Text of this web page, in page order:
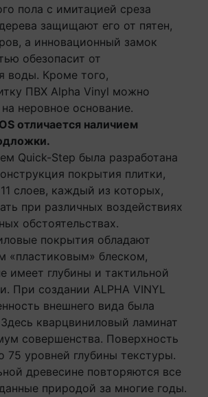
пола с имитацией среза
защищают его от пятен,
а инновационный замок
обезопасит от
воды. Кроме того,
ПВХ Alpha Vinyl можно
неровное основание.
отличается наличием
Quick-Step была разработана
покрытия плитки,
слоев, каждый из которых,
при различных воздействиях
обстоятельствах.
покрытия обладают
«пластиковым» блеском,
имеет глубины и тактильной
При создании ALPHA VINYL
внешнего вида была
кварцвиниловый ламинат
совершенства. Поверхность
75 уровней глубины текстуры.
древесине повторяются все
природой за многие годы.